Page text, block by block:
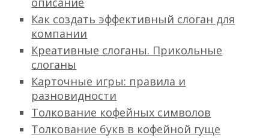
Как создать эффективный слоган для
компании
Креативные слоганы. Прикольные
слоганы
Карточные игры: правила и
разновидности
Толкование кофейных символов
Толкование букв в кофейной гуще